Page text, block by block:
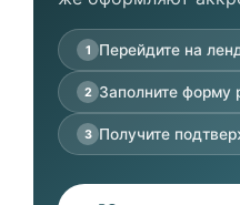
1 Перейдите на
2 Заполните форму
3 Получите